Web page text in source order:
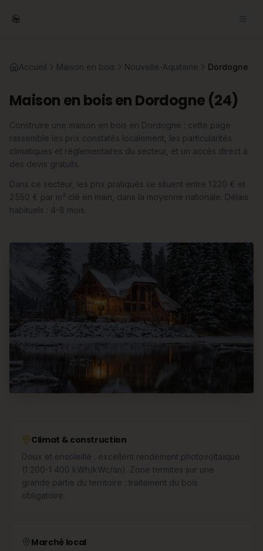
Accueil Maison en bois Nouvelle-Aquitaine Dordogne
Maison en bois en Dordogne (24)
Construire une maison en bois en Dordogne : cette page
rassemble les prix constatés localement, les particularités
climatiques et réglementaires du secteur, et un accès direct à
des devis gratuits.
Dans ce secteur, les prix pratiqués se situent entre 1 220 € et
2 550 € par m² clé en main, dans la moyenne nationale. Délais
habituels : 4-8 mois.
Climat & construction
Doux et ensoleillé : excellent rendement photovoltaïque
(1 200-1 400 kWh/kWc/an). Zone termites sur une
grande partie du territoire : traitement du bois
obligatoire.
Marché local